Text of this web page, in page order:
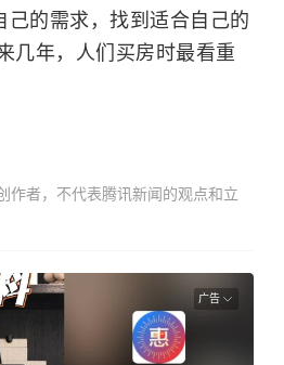
己的需求，找到适合自己的
几年，人们买房时最看重
作者，不代表腾讯新闻的观点和立
广告